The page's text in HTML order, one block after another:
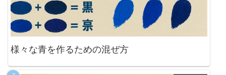
様々な青を作るための混ぜ方